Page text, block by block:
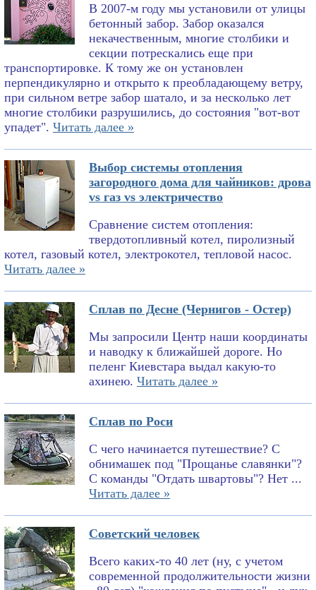
В 2007-м году мы установили от улицы
бетонный забор. Забор оказался
некачественным, многие столбики и
секции потрескались еще при
транспортировке. К тому же он установлен
перпендикулярно и открыто к преобладающему ветру,
при сильном ветре забор шатало, и за несколько лет
многие столбики разрушились, до состояния "вот-вот
упадет". Читать далее »
Выбор системы отопления
загородного дома для чайников: дрова
vs газ vs электричество
Сравнение систем отопления:
твердотопливный котел, пиролизный
котел, газовый котел, электрокотел, тепловой насос.
Читать далее »
Сплав по Десне (Чернигов - Остер)
Мы запросили Центр наши координаты
и наводку к ближайшей дороге. Но
пеленг Киевстара выдал какую-то
ахинею. Читать далее »
Сплав по Роси
С чего начинается путешествие? С
обнимашек под "Прощанье славянки"?
С команды "Отдать швартовы"? Нет ...
Читать далее »
Советский человек
Всего каких-то 40 лет (ну, с учетом
современной продолжительности жизни